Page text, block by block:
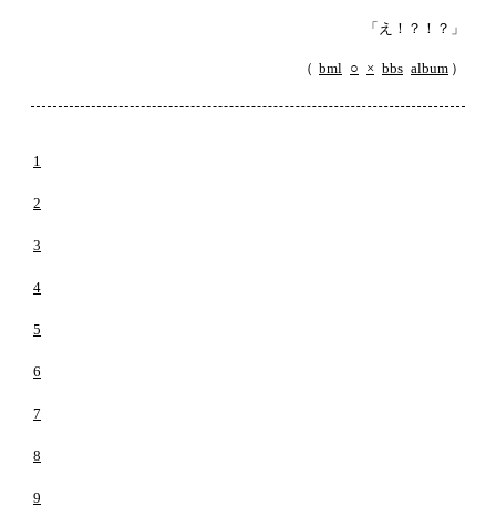
「え！？！？」
（ bml ○ × bbs album ）
1
2
3
4
5
6
7
8
9